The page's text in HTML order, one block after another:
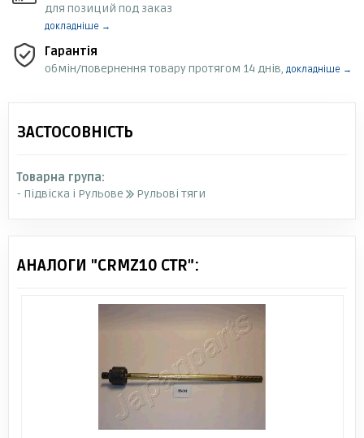
для позиций под заказ
докладніше →
Гарантія
обмін/повернення товару протягом 14 днів, докладніше →
ЗАСТОСОВНІСТЬ
Товарна група:
- Підвіска і Рульове
Рульові тяги
АНАЛОГИ "CRMZ10 CTR":